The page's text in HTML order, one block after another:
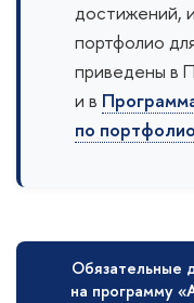
достижений,
портфолио
приведены в
и в
по портфолио
Обязательные
на программу